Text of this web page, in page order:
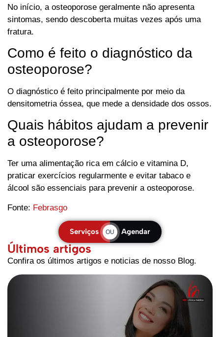
No início, a osteoporose geralmente não apresenta
sintomas, sendo descoberta muitas vezes após uma
fratura.
Como é feito o diagnóstico da
osteoporose?
O diagnóstico é feito principalmente por meio da
densitometria óssea, que mede a densidade dos ossos.
Quais hábitos ajudam a prevenir
a osteoporose?
Ter uma alimentação rica em cálcio e vitamina D,
praticar exercícios regularmente e evitar tabaco e
álcool são essenciais para prevenir a osteoporose.
Fonte: Febrasgo
Serviços OU Agendar
Últimos artigos
Confira os últimos artigos e noticias de nosso Blog.